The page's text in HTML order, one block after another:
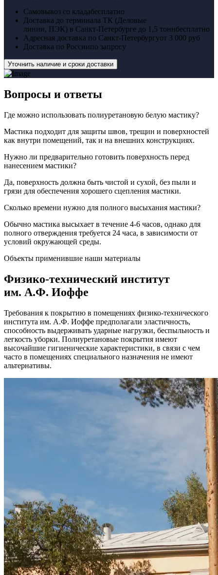
Самовывоз со кладабесплатно
Доставка до терминала ТК (Деловые
линии, ПЭК) в Санкт-Петербурге до 1,5 тоннбесплатно
Адресная доставка по Санкт-Петербургуот 3 000 руб
Доставка по Россиипо запросу
Уточнить наличие и сроки доставки
Вопросы и ответы
Где можно использовать полиуретановую белую мастику?
Мастика подходит для защиты швов, трещин и поверхностей
как внутри помещений, так и на внешних конструкциях.
Нужно ли предварительно готовить поверхность перед
нанесением мастики?
Да, поверхность должна быть чистой и сухой, без пыли и
грязи для обеспечения хорошего сцепления мастики.
Сколько времени нужно для полного высыхания мастики?
Обычно мастика высыхает в течение 4-6 часов, однако для
полного отверждения требуется 24 часа, в зависимости от
условий окружающей среды.
Объекты применившие наши материалы
Физико-технический институт
им. А.Ф. Иоффе
Требования к покрытию в помещениях физико-технического
института им. А.Ф. Иоффе предполагали эластичность,
способность выдерживать ударные нагрузки, беспыльность и
легкость уборки. Полиуретановые покрытия имеют
высочайшие гигиенические характеристики, в связи с чем
часто в помещениях специального назначения не имеют
альтернативы.